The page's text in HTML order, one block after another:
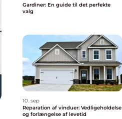
Gardiner: En guide til det perfekte
valg
10. sep
Reparation af vinduer: Vedligeholdelse
og forlængelse af levetid